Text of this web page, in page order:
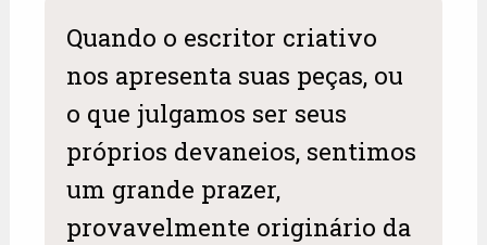
Quando o escritor criativo
nos apresenta suas peças, ou
o que julgamos ser seus
próprios devaneios, sentimos
um grande prazer,
provavelmente originário da